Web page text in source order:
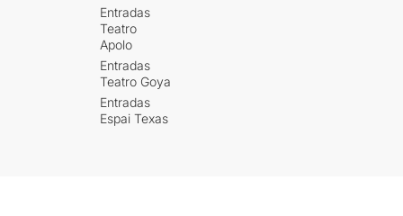
Entradas
Teatro
Apolo
Entradas
Teatro Goya
Entradas
Espai Texas